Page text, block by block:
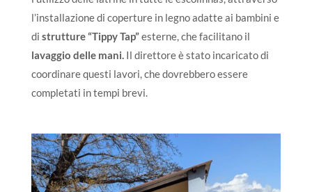
l’installazione di coperture in legno adatte ai bambini e
di strutture “Tippy Tap”esterne, che facilitano il
lavaggio delle mani.Il direttore è stato incaricato di
coordinare questi lavori, che dovrebbero essere
completati in tempi brevi.